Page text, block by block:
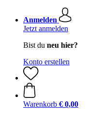
Anmelden
Jetzt anmelden
Bist du neu hier?
Konto erstellen
Warenkorb € 0,00